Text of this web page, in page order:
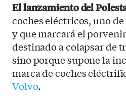
El lanzamiento del
coches eléctricos, uno
y que marcará el
destinado a colapsar de
sino porque supone la
marca de coches
Volvo.